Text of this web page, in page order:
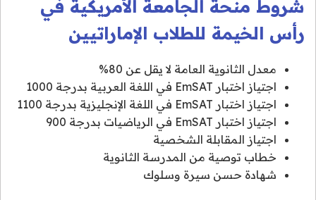
شروط منحة الجامعة الأمريكية في
رأس الخيمة للطلاب الإماراتيين
معدل الثانوية العامة لا يقل عن 80%
اجتياز اختبار EmSAT في اللغة العربية بدرجة 1000
اجتياز اختبار EmSAT في اللغة الإنجليزية بدرجة 1100
اجتياز اختبار EmSAT في الرياضيات بدرجة 900
اجتياز المقابلة الشخصية
خطاب توصية من المدرسة الثانوية
شهادة حسن سيرة وسلوك